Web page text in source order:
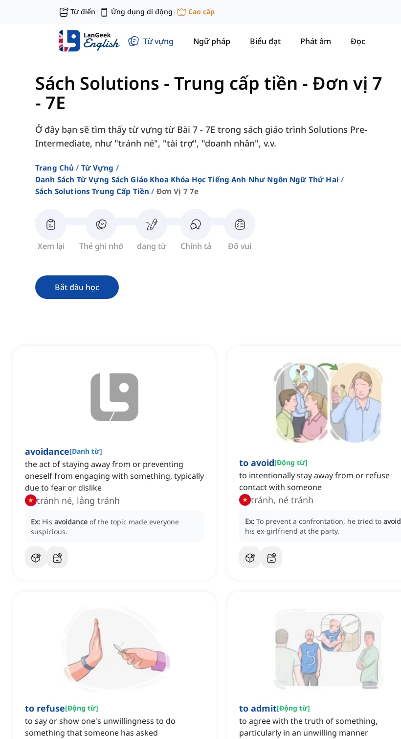
Từ điển | Ứng dụng di động | Cao cấp
Từ vựng Ngữ pháp Biểu đạt Phát âm Đọc
Sách Solutions - Trung cấp tiền - Đơn vị 7
- 7E
Ở đây bạn sẽ tìm thấy từ vựng từ Bài 7 - 7E trong sách giáo trình Solutions Pre-
Intermediate, như "tránh né", "tài trợ", "doanh nhân", v.v.
Trang Chủ
Từ Vựng
Danh Sách Từ Vựng Sách Giáo Khoa Khóa Học Tiếng Anh Như Ngôn Ngữ Thứ Hai
Sách Solutions Trung Cấp Tiền
Đơn Vị 7 7e
Xem lại Thẻ ghi nhớ dạng từ Chính tả Đố vui
Bắt đầu học
avoidance[Danh từ]
the act of staying away from or preventing
oneself from engaging with something, typically
due to fear or dislike
tránh né, lảng tránh
Ex: His avoidance of the topic made everyone
suspicious.
to avoid[Động từ]
to intentionally stay away from or refuse
contact with someone
tránh, né tránh
Ex: To prevent a confrontation, he tried to avoid
his ex-girlfriend at the party.
to refuse[Động từ]
to say or show one's unwillingness to do
something that someone has asked
to admit[Động từ]
to agree with the truth of something,
particularly in an unwilling manner